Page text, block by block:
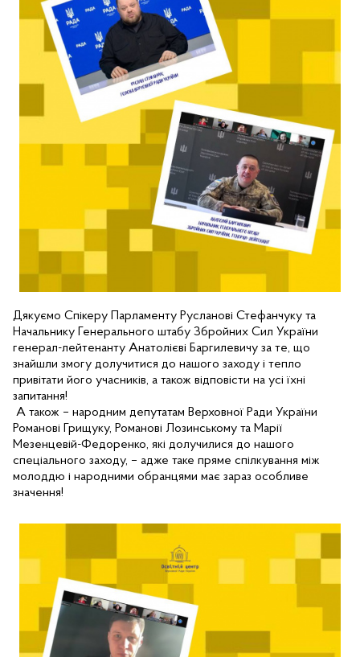
Дякуємо Спікеру Парламенту Русланові Стефанчуку та
Начальнику Генерального штабу Збройних Сил України
генерал-лейтенанту Анатолієві Баргилевичу за те, що
знайшли змогу долучитися до нашого заходу і тепло
привітати його учасників, а також відповісти на усі їхні
А також – народним депутатам Верховної Ради України
Романові Грищуку, Романові Лозинському та Марії
Мезенцевій-Федоренко, які долучилися до нашого
спеціального заходу, – адже таке пряме спілкування між
молоддю і народними обранцями має зараз особливе
значення!